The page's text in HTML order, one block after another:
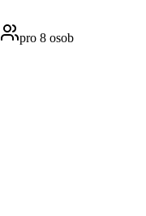
pro 8 osob